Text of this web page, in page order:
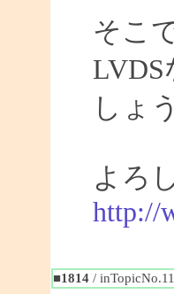
そこ
しょ
よろ
http://
■1814/